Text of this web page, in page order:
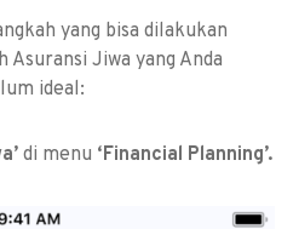
yang bisa dilakukan
Jiwa yang Anda
ideal:
di menu ‘Financial Planning’.